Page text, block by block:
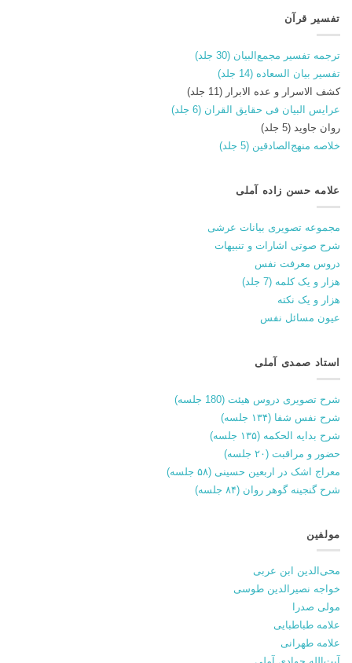
تفسیر قرآن
ترجمه تفسیر مجمع‌البیان (30 جلد)
تفسیر بیان السعاده (14 جلد)
کشف الاسرار و عده الابرار (11 جلد)
عرایس البیان فی حقایق القران (6 جلد)
روان جاوید (5 جلد)
خلاصه منهج‌الصادقین (5 جلد)
علامه حسن زاده آملی
مجموعه تصویری بیانات عرشی
شرح صوتی اشارات و تنبیهات
دروس معرفت نفس
هزار و یک کلمه (7 جلد)
هزار و یک نکته
عیون مسائل نفس
استاد صمدی آملی
شرح تصویری دروس هیئت (180 جلسه)
شرح نفس شفا (۱۳۴ جلسه)
شرح بدایه الحکمه (۱۳۵ جلسه)
حضور و مراقبت (۲۰ جلسه)
معراج اشک در اربعین حسینی (۵۸ جلسه)
شرح گنجینه گوهر روان (۸۴ جلسه)
مولفین
محی‌الدین ابن عربی
خواجه نصیرالدین طوسی
مولی صدرا
علامه طباطبایی
علامه طهرانی